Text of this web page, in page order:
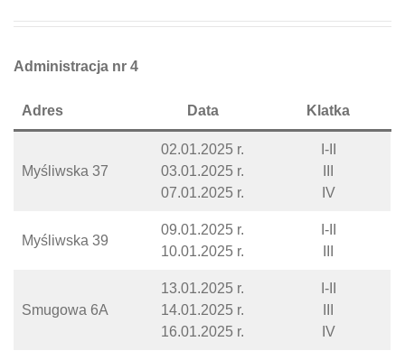
Administracja nr 4
Adres Data Klatka
Myśliwska 37
02.01.2025 r.
03.01.2025 r.
07.01.2025 r.
I-II
IV
Myśliwska 39
09.01.2025 r.
10.01.2025 r.
I-II
Smugowa 6A
13.01.2025 r.
14.01.2025 r.
16.01.2025 r.
I-II
IV